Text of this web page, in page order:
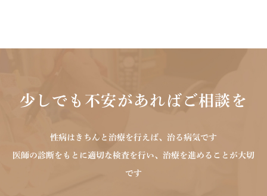
少しでも不安があればご相談を
性病はきちんと治療を行えば、治る病気です
医師の診断をもとに適切な検査を行い、治療を進めることが大切
です